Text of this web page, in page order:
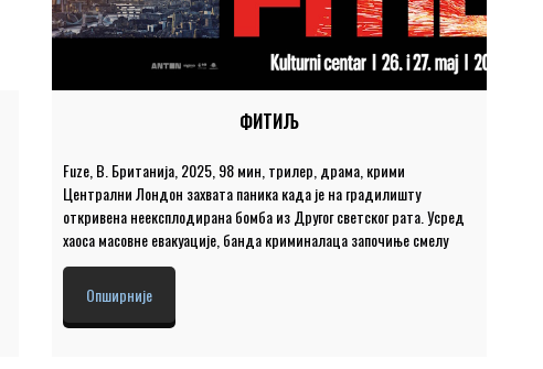
ФИТИЉ
Fuze, В. Британија, 2025, 98 мин, трилер, драма, крими
Централни Лондон захвата паника када је на градилишту
откривена неексплодирана бомба из Другог светског рата. Усред
хаоса масовне евакуације, банда криминалаца започиње смелу
пљачку. Док полиција и војска покушавају да обуздају кризу, време
неумољиво откуцава, а граница између преживљавања и похлепе
постаје све тања. Улоге: Арон Тејлор-Џонсон, Гугу Мбата-Роу, Метју
Ерли Режија: Дејвид Мекензи Место и време: Велика сала, уторак и
Опширније